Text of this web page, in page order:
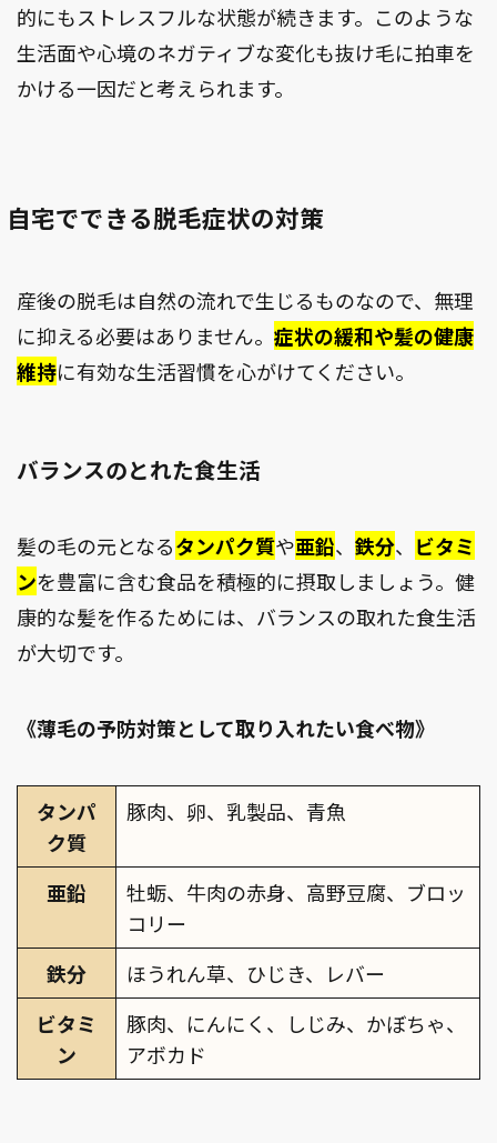
的にもストレスフルな状態が続きます。このような
生活面や心境のネガティブな変化も抜け毛に拍車を
かける一因だと考えられます。
自宅でできる脱毛症状の対策
産後の脱毛は自然の流れで生じるものなので、無理
に抑える必要はありません。 症状の緩和や髪の健康
維持に有効な生活習慣を心がけてください。
バランスのとれた食生活
髪の毛の元となるタンパク質や亜鉛、 鉄分、 ビタミ
ンを豊富に含む食品を積極的に摂取しましょう。健
康的な髪を作るためには、バランスの取れた食生活
が大切です。
《薄毛の予防対策として取り入れたい食べ物》
タンパ
ク質
豚肉、卵、乳製品、青魚
亜鉛
牡蛎、牛肉の赤身、高野豆腐、ブロッ
コリー
鉄分
ほうれん草、ひじき、レバー
ビタミ
ン
豚肉、にんにく、しじみ、かぼちゃ、
アボカド